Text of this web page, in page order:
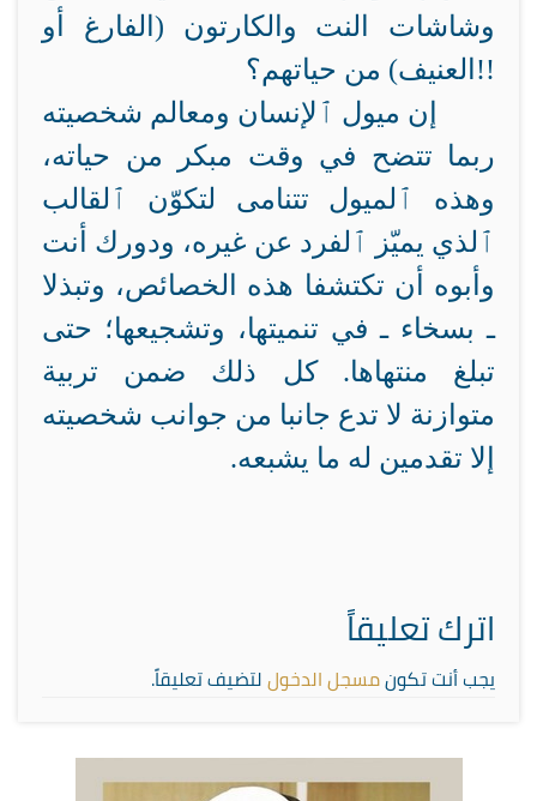
وشاشات النت والكارتون (الفارغ أو
العنيف) من حياتهم؟!!
إن ميول ٱلإنسان ومعالم شخصيته
ربما تتضح في وقت مبكر من حياته،
وهذه ٱلميول تتنامى لتكوّن ٱلقالب
ٱلذي يميّز ٱلفرد عن غيره، ودورك أنت
وأبوه أن تكتشفا هذه الخصائص، وتبذلا
ـ بسخاء ـ في تنميتها، وتشجيعها؛ حتى
تبلغ منتهاها. كل ذلك ضمن تربية
متوازنة لا تدع جانبا من جوانب شخصيته
إلا تقدمين له ما يشبعه.
اترك تعليقاً
يجب أنت تكونمسجل الدخوللتضيف تعليقاً.